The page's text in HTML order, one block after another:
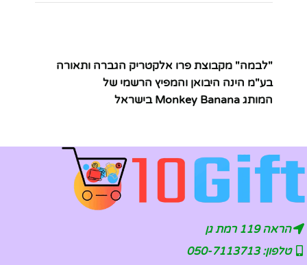
"לבמה" מקבוצת פרו אלקטריק הגברה ותאורה
בע"מ הינה היבואן והמפיץ הרשמי של
המותג Monkey Banana בישראל
הראה 119 רמת גן
טלפון: 050-7113713